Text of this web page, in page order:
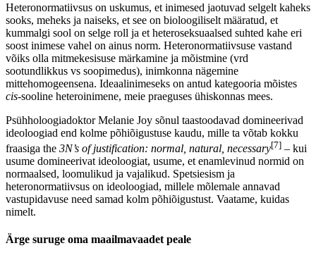
Heteronormatiivsus on uskumus, et inimesed jaotuvad selgelt kaheks
sooks, meheks ja naiseks, et see on bioloogiliselt määratud, et
kummalgi sool on selge roll ja et heteroseksuaalsed suhted kahe eri
soost inimese vahel on ainus norm. Heteronormatiivsuse vastand
võiks olla mitmekesisuse märkamine ja mõistmine (vrd
sootundlikkus vs soopimedus), inimkonna nägemine
mittehomogeensena. Ideaalinimeseks on antud kategooria mõistes
cis-sooline heteroinimene, meie praeguses ühiskonnas mees.
Psühholoogiadoktor Melanie Joy sõnul taastoodavad domineerivad
ideoloogiad end kolme põhiõigustuse kaudu, mille ta võtab kokku
fraasiga the 3N’s of justification: normal, natural, necessary[7] – kui
usume domineerivat ideoloogiat, usume, et enamlevinud normid on
normaalsed, loomulikud ja vajalikud. Spetsiesism ja
heteronormatiivsus on ideoloogiad, millele mõlemale annavad
vastupidavuse need samad kolm põhiõigustust. Vaatame, kuidas
nimelt.
Ärge suruge oma maailmavaadet peale